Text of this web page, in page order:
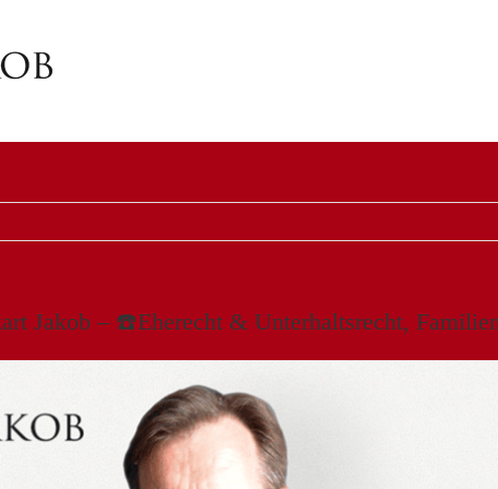
Jakob – ☎️Eherecht & Unterhaltsrecht,